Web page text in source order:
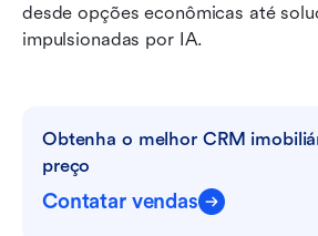
desde opções econômicas até
impulsionadas por IA.
Obtenha o melhor CRM
preço
Contatar vendas